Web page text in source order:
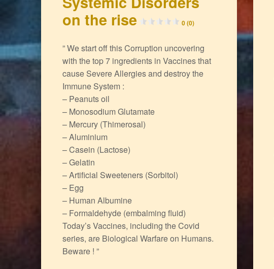
on the rise
0 (0)
” We start off this Corruption uncovering
with the top 7 ingredients in Vaccines that
cause Severe Allergies and destroy the
Immune System :
– Peanuts oil
– Monosodium Glutamate
– Mercury (Thimerosal)
– Aluminium
– Casein (Lactose)
– Gelatin
– Artificial Sweeteners (Sorbitol)
– Egg
– Human Albumine
– Formaldehyde (embalming fluid)
Today’s Vaccines, including the Covid
series, are Biological Warfare on Humans.
Beware ! ”